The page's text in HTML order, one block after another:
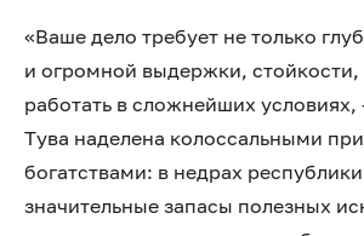
«Ваше дело требует не только
и огромной выдержки, стойкости,
работать в сложнейших
Тува наделена колоссальными
богатствами: в недрах
значительные запасы полезных